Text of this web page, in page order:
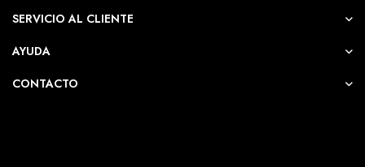
SERVICIO AL CLIENTE
AYUDA
CONTACTO